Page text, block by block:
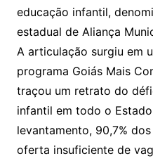
educação infantil,
estadual de Aliança
A articulação surgiu em
programa Goiás Mais
traçou um retrato do
infantil em todo o
levantamento, 90,7%
oferta insuficiente de